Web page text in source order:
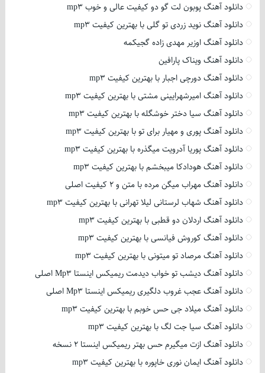
دانلود آهنگ پوبون لت گو دو کیفیت عالی و خوب mp3
دانلود آهنگ نوید زردی تو گلی با بهترین کیفیت mp3
دانلود آهنگ اوزیر مهدی زاده گجیکمه
دانلود آهنگ ویناک پارافین
دانلود آهنگ دورچی اجبار با بهترین کیفیت mp3
دانلود آهنگ امیرشهرایینی مشتی با بهترین کیفیت mp3
دانلود آهنگ سیا دختر خوشگله با بهترین کیفیت mp3
دانلود آهنگ پوری و مهیار برای تو با بهترین کیفیت mp3
دانلود آهنگ پوریا آدرویت میگذره با بهترین کیفیت mp3
دانلود آهنگ هودادکا میبخشم با بهترین کیفیت mp3
دانلود آهنگ مهراب میگن مرده با متن و 2 کیفیت اصلی
دانلود آهنگ شهاب لرستانی لیلا تهرانی با بهترین کیفیت mp3
دانلود آهنگ اردلان دو قطبی با بهترین کیفیت mp3
دانلود آهنگ کوروش فیانسی با بهترین کیفیت mp3
دانلود آهنگ مرصاد تو میتونی با بهترین کیفیت mp3
دانلود آهنگ دیشب تو خواب دیدمت ریمیکس اینستا Mp3 اصلی
دانلود آهنگ عجب غروب دلگیری ریمیکس اینستا Mp3 اصلی
دانلود آهنگ میلاد جی حس خوبم با بهترین کیفیت mp3
دانلود آهنگ سیا جت لگ با بهترین کیفیت mp3
دانلود آهنگ ازت میگیرم حس بهتر ریمیکس اینستا 2 نسخه
دانلود آهنگ ایمان نوری خاپوره با بهترین کیفیت mp3